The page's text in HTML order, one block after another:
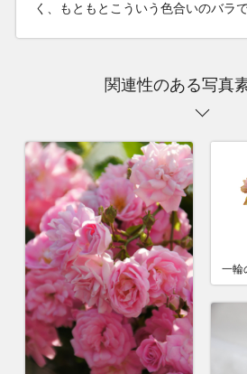
く、もともとこういう色合いのバラで
関連性のある写真
一輪